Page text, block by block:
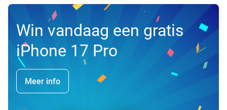
Win vandaag een gratis
iPhone 17 Pro
Meer info